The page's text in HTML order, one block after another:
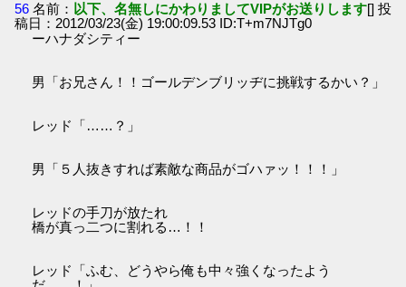
56 名前： 以下、名無しにかわりましてVIPがお送りします[] 投
稿日：2012/03/23(金) 19:00:09.53 ID:T+m7NJTg0
ーハナダシティー
男「お兄さん！！ゴールデンブリッヂに挑戦するかい？」
レッド「……？」
男「５人抜きすれば素敵な商品がゴハァッ！！！」
レッドの手刀が放たれ
橋が真っ二つに割れる…！！
レッド「ふむ、どうやら俺も中々強くなったよう